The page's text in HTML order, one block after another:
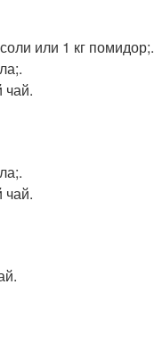
или 1 кг помидор;.
чай.
чай.